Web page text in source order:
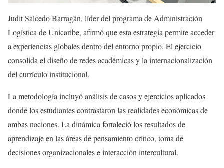
Judit Salcedo Barragán, líder del programa de Administración
Logística de Unicaribe, afirmó que esta estrategia permite acceder
a experiencias globales dentro del entorno propio. El ejercicio
consolida el diseño de redes académicas y la internacionalización
del currículo institucional.
La metodología incluyó análisis de casos y ejercicios aplicados
donde los estudiantes contrastaron las realidades económicas de
ambas naciones. La dinámica fortaleció los resultados de
aprendizaje en las áreas de pensamiento crítico, toma de
decisiones organizacionales e interacción intercultural.